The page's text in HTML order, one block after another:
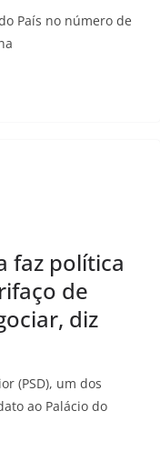
País no número de
faz política
de
diz
(PSD), um dos
ao Palácio do